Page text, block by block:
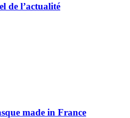
de l’actualité
made in France